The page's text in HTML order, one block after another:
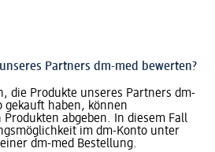
Partners dm-med bewerten?
die Produkte unseres Partners dm-
gekauft haben, können
Produkten abgeben. In diesem Fall
im dm-Konto unter
dm-med Bestellung.